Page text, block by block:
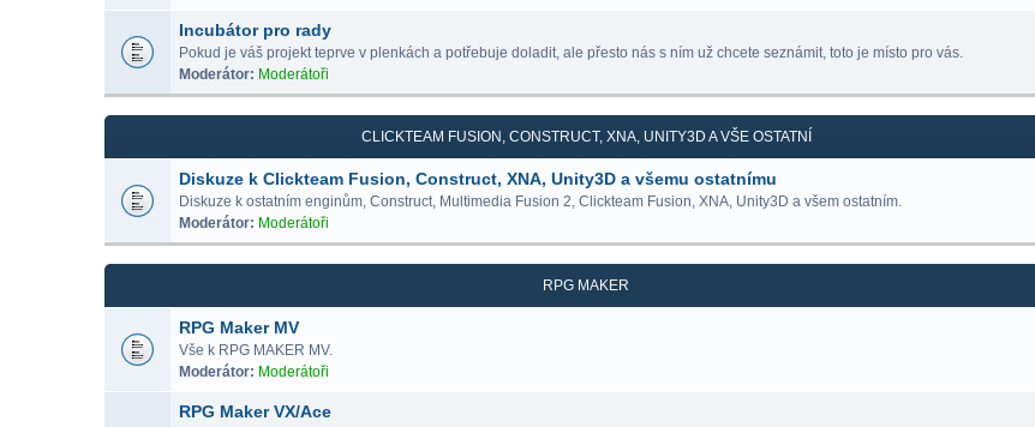
Incubátor pro rady
Pokud je váš projekt teprve v plenkách a potřebuje doladit, ale přesto nás s ním už chcete seznámit, toto je místo pro vás.
Moderátor: Moderátoři
CLICKTEAM FUSION, CONSTRUCT, XNA, UNITY3D A VŠE OSTATNÍ
Diskuze k Clickteam Fusion, Construct, XNA, Unity3D a všemu ostatnímu
Diskuze k ostatním enginům, Construct, Multimedia Fusion 2, Clickteam Fusion, XNA, Unity3D a všem ostatním.
Moderátor: Moderátoři
RPG MAKER
RPG Maker MV
Vše k RPG MAKER MV.
Moderátor: Moderátoři
RPG Maker VX/Ace